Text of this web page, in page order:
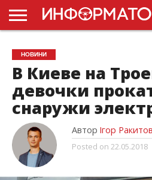
ГОЛОВНА
НОВИНИ
ПДР
УКРАЇНИ
РЕКЛАМА
ПРОЕКТЫ
НОВИНИ
В Киеве на
девочки
снаружи
Автор Ігор Ракитов
Posted on 22.05.2018